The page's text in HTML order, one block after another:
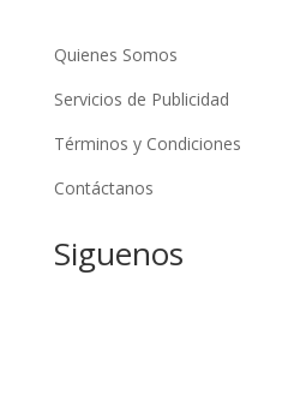
Quienes Somos
Servicios de Publicidad
Términos y Condiciones
Contáctanos
Siguenos